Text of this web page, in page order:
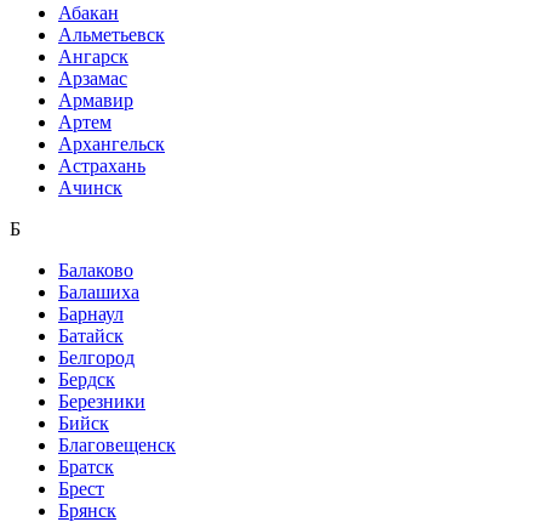
Абакан
Альметьевск
Ангарск
Арзамас
Армавир
Артем
Архангельск
Астрахань
Ачинск
Б
Балаково
Балашиха
Барнаул
Батайск
Белгород
Бердск
Березники
Бийск
Благовещенск
Братск
Брест
Брянск